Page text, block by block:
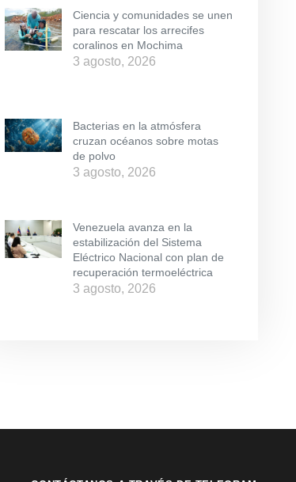
Ciencia y comunidades se unen
para rescatar los arrecifes
coralinos en Mochima
3 agosto, 2026
Bacterias en la atmósfera
cruzan océanos sobre motas
de polvo
3 agosto, 2026
Venezuela avanza en la
estabilización del Sistema
Eléctrico Nacional con plan de
recuperación termoeléctrica
3 agosto, 2026